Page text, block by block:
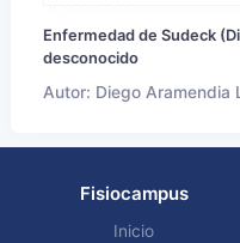
Enfermedad de Sudeck
desconocido
Autor: Diego Aramendia
Fisiocampus
Inicio